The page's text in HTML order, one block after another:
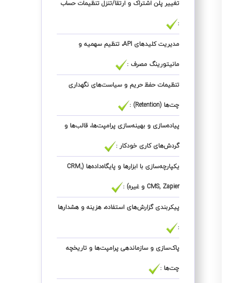
تغییر پلن اشتراک و ارتقا/تنزل تنظیمات حساب
مدیریت کلیدهای API، تنظیم سهمیه و
مانیتورینگ مصرف :
تنظیمات حفظ حریم و سیاست‌های نگهداری
چت‌ها (Retention) :
پیاده‌سازی و بهینه‌سازی پرامپت‌ها، قالب‌ها و
گردش‌های کاری خودکار :
یکپارچه‌سازی با ابزارها و پایگاه‌داده‌ها (CRM,
CMS, Zapier و غیره) :
پیکربندی گزارش‌های استفاده، هزینه و هشدارها
پاک‌سازی و سازماندهی پرامپت‌ها و تاریخچه
چت‌ها :